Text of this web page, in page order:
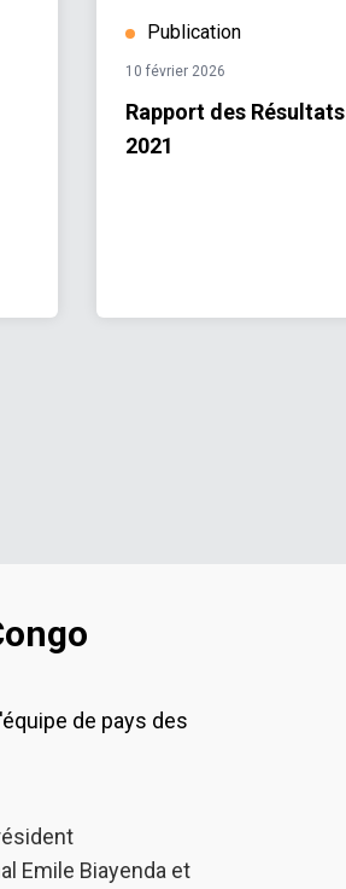
Publication
10 février 2026
Rapport des Résultats
2021
de pays des
Emile Biayenda et